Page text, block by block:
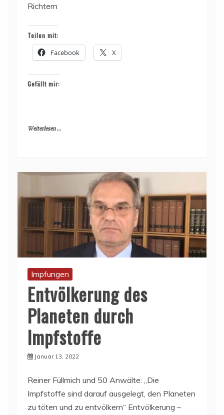
Richtern
Teilen mit:
Facebook X
Gefällt mir:
Weiterlesen ...
Impfungen
Entvölkerung des
Planeten durch
Impfstoffe
Januar 13, 2022
Reiner Füllmich und 50 Anwälte: „Die
Impfstoffe sind darauf ausgelegt, den Planeten
zu töten und zu entvölkern“ Entvölkerung –